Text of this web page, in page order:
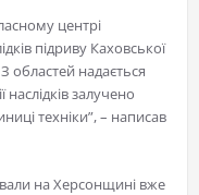
центрі
підриву Каховської
областей надається
наслідків залучено
техніки”, – написав
на Херсонщині вже